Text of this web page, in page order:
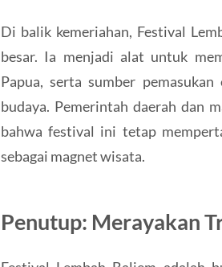
Di balik kemeriahan, Festival
besar. Ia menjadi alat untuk
Papua, serta sumber
budaya. Pemerintah daerah dan
bahwa festival ini tetap
sebagai magnet wisata.
Penutup: Merayakan